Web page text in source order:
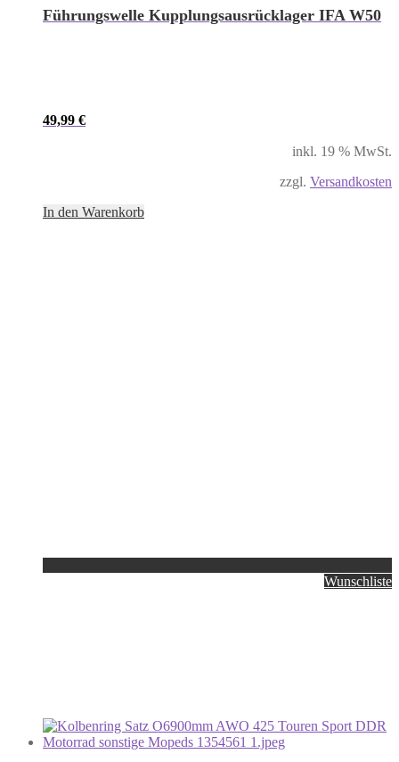
Führungswelle Kupplungsausrücklager IFA W50
49,99 €
inkl. 19 % MwSt.
zzgl. Versandkosten
In den Warenkorb
Wunschliste